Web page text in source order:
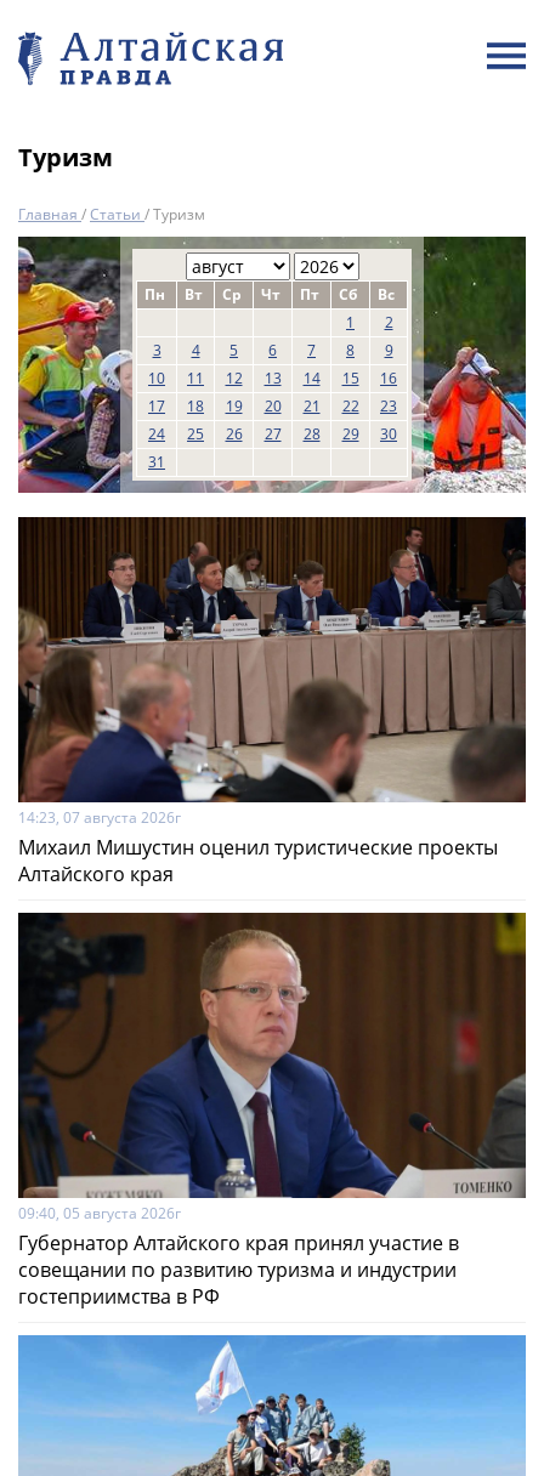
Туризм
Главная /Статьи /Туризм
Пн Вт Ср Чт Пт Сб
Вс
1
2
3
4 5 6 7 8
9
10
11 12 13 14 15
16
17
18 19 20 21 22
23
24
25 26 27 28 29
30
31
14:23, 07 августа 2026г
Михаил Мишустин оценил туристические проекты
Алтайского края
09:40, 05 августа 2026г
Губернатор Алтайского края принял участие в
совещании по развитию туризма и индустрии
гостеприимства в РФ